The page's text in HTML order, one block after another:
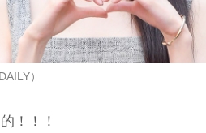
）
！！！